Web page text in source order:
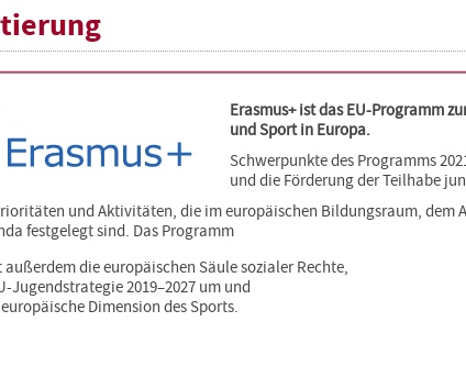
Erasmus+ ist das EU-Programm
und Sport in Europa.
Schwerpunkte des Programms
und die Förderung der Teilhabe
und Aktivitäten, die im europäischen Bildungsraum,
festgelegt sind. Das Programm
die europäischen Säule sozialer Rechte,
Jugendstrategie 2019–2027 um und
Dimension des Sports.